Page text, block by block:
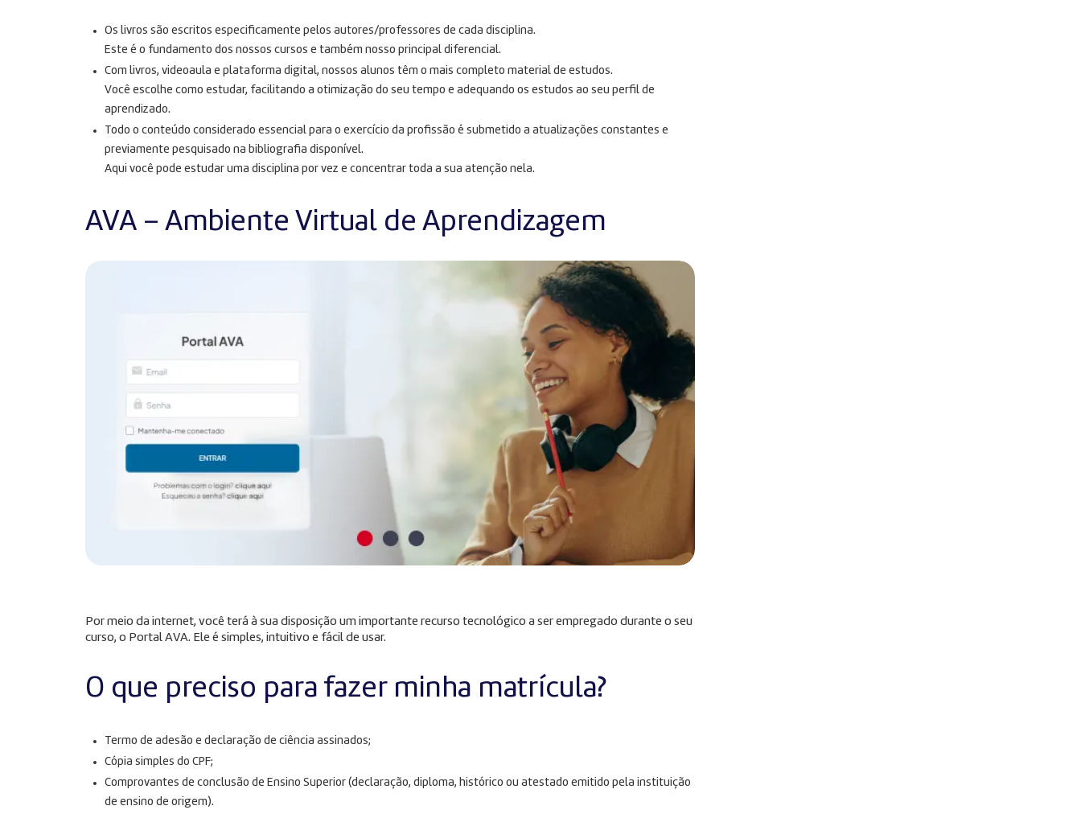
Os livros são escritos especificamente pelos autores/professores de cada disciplina.
Este é o fundamento dos nossos cursos e também nosso principal diferencial.
Com livros, videoaula e plataforma digital, nossos alunos têm o mais completo material de estudos.
Você escolhe como estudar, facilitando a otimização do seu tempo e adequando os estudos ao seu perfil de
aprendizado.
Todo o conteúdo considerado essencial para o exercício da profissão é submetido a atualizações constantes e
previamente pesquisado na bibliografia disponível.
Aqui você pode estudar uma disciplina por vez e concentrar toda a sua atenção nela.
AVA – Ambiente Virtual de Aprendizagem
Por meio da internet, você terá à sua disposição um importante recurso tecnológico a ser empregado durante o seu
curso, o Portal AVA. Ele é simples, intuitivo e fácil de usar.
O que preciso para fazer minha matrícula?
Termo de adesão e declaração de ciência assinados;
Cópia simples do CPF;
Comprovantes de conclusão de Ensino Superior (declaração, diploma, histórico ou atestado emitido pela instituição
de ensino de origem).